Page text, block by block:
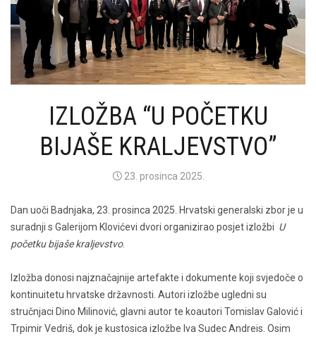
IZLOŽBA “U POČETKU
BIJAŠE KRALJEVSTVO”
23. prosinca 2025.
Dan uoči Badnjaka, 23. prosinca 2025. Hrvatski generalski zbor je u
suradnji s Galerijom Klovićevi dvori organizirao posjet izložbi U
početku bijaše kraljevstvo.
Izložba donosi najznačajnije artefakte i dokumente koji svjedoče o
kontinuitetu hrvatske državnosti. Autori izložbe ugledni su
stručnjaci Dino Milinović, glavni autor te koautori Tomislav Galović i
Trpimir Vedriš, dok je kustosica izložbe Iva Sudec Andreis. Osim